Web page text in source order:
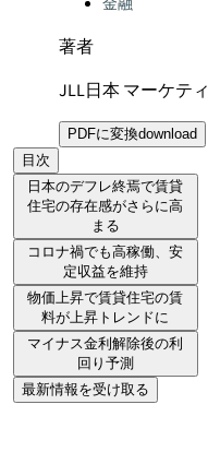
金融
著者
JLL日本 マーケテ
PDFに変換download
目次
日本のデフレ終焉で賃貸
住宅の存在感がさらに高
まる
コロナ禍でも高稼働、安
定収益を維持
物価上昇で賃貸住宅の賃
料が上昇トレンドに
マイナス金利解除後の利
回り予測
最新情報を受け取る